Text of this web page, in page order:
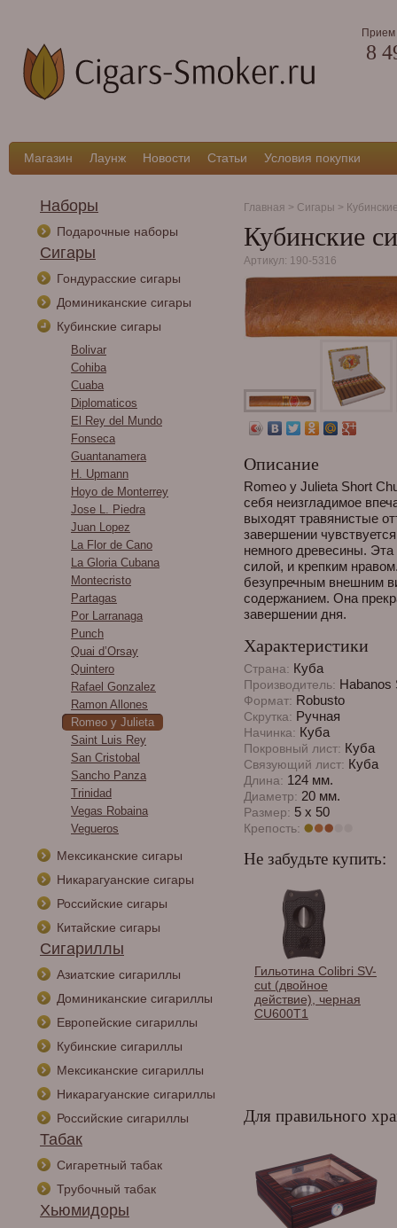
Прием
8
Магазин Лаунж Новости Статьи Условия покупки
Наборы
Подарочные наборы
Сигары
Гондурасские сигары
Доминиканские сигары
Кубинские сигары
Bolivar
Cohiba
Cuaba
Diplomaticos
El Rey del Mundo
Fonseca
Guantanamera
H. Upmann
Hoyo de Monterrey
Jose L. Piedra
Juan Lopez
La Flor de Cano
La Gloria Cubana
Montecristo
Partagas
Por Larranaga
Punch
Quai d’Orsay
Quintero
Rafael Gonzalez
Ramon Allones
Romeo y Julieta
Saint Luis Rey
San Cristobal
Sancho Panza
Trinidad
Vegas Robaina
Vegueros
Мексиканские сигары
Никарагуанские сигары
Российские сигары
Китайские сигары
Сигариллы
Азиатские сигариллы
Доминиканские сигариллы
Европейские сигариллы
Кубинские сигариллы
Мексиканские сигариллы
Никарагуанские сигариллы
Российские сигариллы
Табак
Сигаретный табак
Трубочный табак
Хьюмидоры
Главная > Сигары >
Кубинские
Артикул: 190-5316
Описание
Romeo y Julieta Short
себя неизгладимое
выходят травянистые
завершении
немного древесины.
силой, и крепким
безупречным внешним
содержанием. Она
завершении дня.
Характеристики
Страна: Куба
Производитель: Habanos
Формат: Robusto
Скрутка: Ручная
Начинка: Куба
Покровный лист: Куба
Связующий лист: Куба
Длина: 124 мм.
Диаметр: 20 мм.
Размер: 5 x 50
Крепость:
Не забудьте купить:
Спички сигарные
Habanos в
ассортименте.
Гильотина Colibri SV-
cut (двойное
действие), черная
CU600T1
Для правильного